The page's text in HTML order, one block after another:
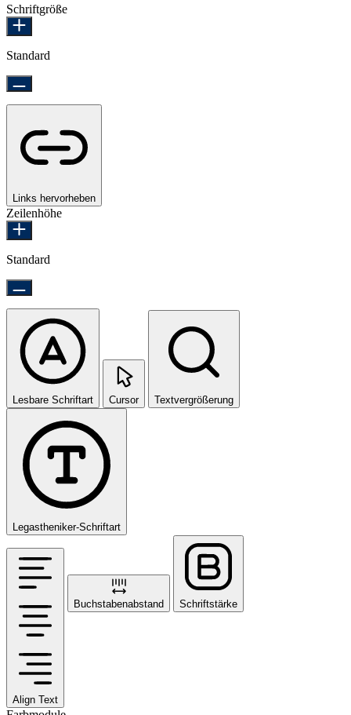
Schriftgröße
Standard
Links hervorheben
Zeilenhöhe
Standard
Lesbare Schriftart Cursor Textvergrößerung
Legastheniker-Schriftart
Align Text
Buchstabenabstand Schriftstärke